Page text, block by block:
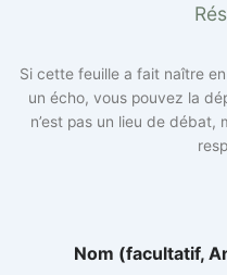
Si cette feuille a fait naître
un écho, vous pouvez la
n’est pas un lieu de
é
Nom (facultatif,